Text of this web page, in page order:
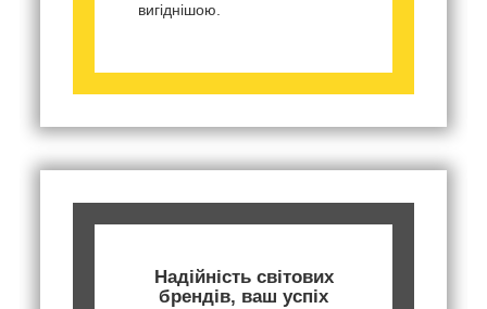
вигіднішою.
Надійність світових
брендів, ваш успіх